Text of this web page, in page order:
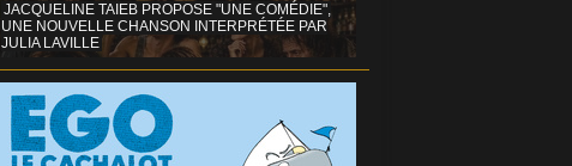
JACQUELINE TAIEB PROPOSE "UNE COMÉDIE",
UNE NOUVELLE CHANSON INTERPRÉTÉE PAR
JULIA LAVILLE